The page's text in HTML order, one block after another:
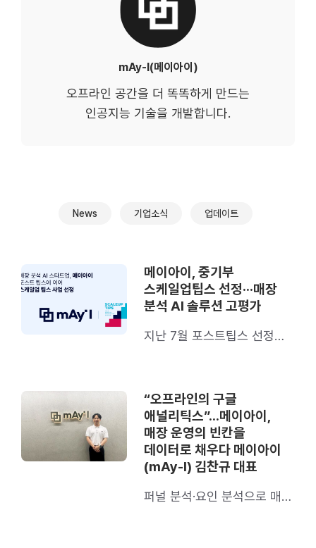
mAy-I(메이아이)
오프라인 공간을 더 똑똑하게 만드는
인공지능 기술을 개발합니다.
News 기업소식 업데이트
메이아이, 중기부
스케일업팁스 선정···매장
분석 AI 솔루션 고평가
지난 7월 포스트팁스 선정에
“오프라인의 구글
애널리틱스”…메이아이,
매장 운영의 빈칸을
데이터로 채우다 메이아이
(mAy-I) 김찬규 대표
퍼널 분석·요인 분석으로 매출